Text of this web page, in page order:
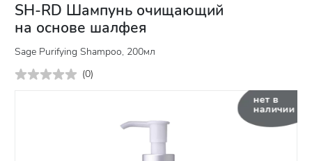
SH-RD Шампунь очищающий
на основе шалфея
Sage Purifying Shampoo, 200мл
(0)
нет в
наличии